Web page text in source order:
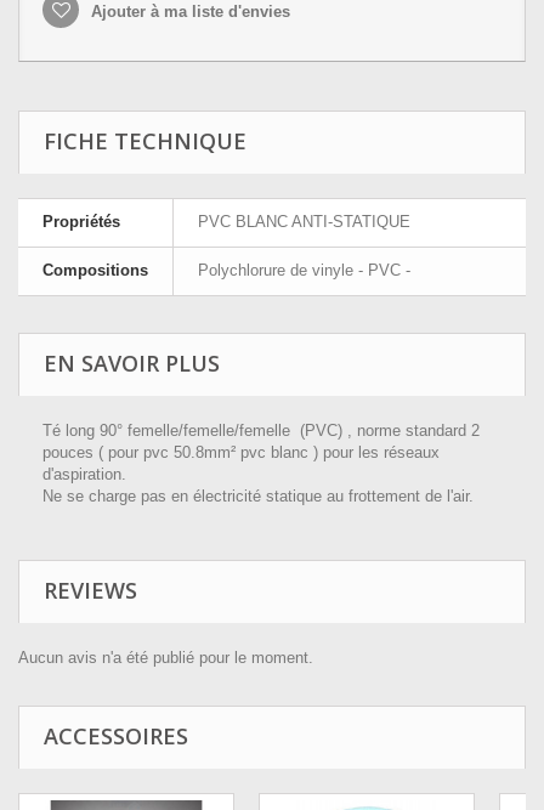
Ajouter à ma liste d'envies
FICHE TECHNIQUE
Propriétés PVC BLANC ANTI-STATIQUE
Compositions Polychlorure de vinyle - PVC -
EN SAVOIR PLUS
Té long 90° femelle/femelle/femelle (PVC) , norme standard 2
pouces ( pour pvc 50.8mm² pvc blanc ) pour les réseaux
d'aspiration.
Ne se charge pas en électricité statique au frottement de l'air.
REVIEWS
Aucun avis n'a été publié pour le moment.
ACCESSOIRES